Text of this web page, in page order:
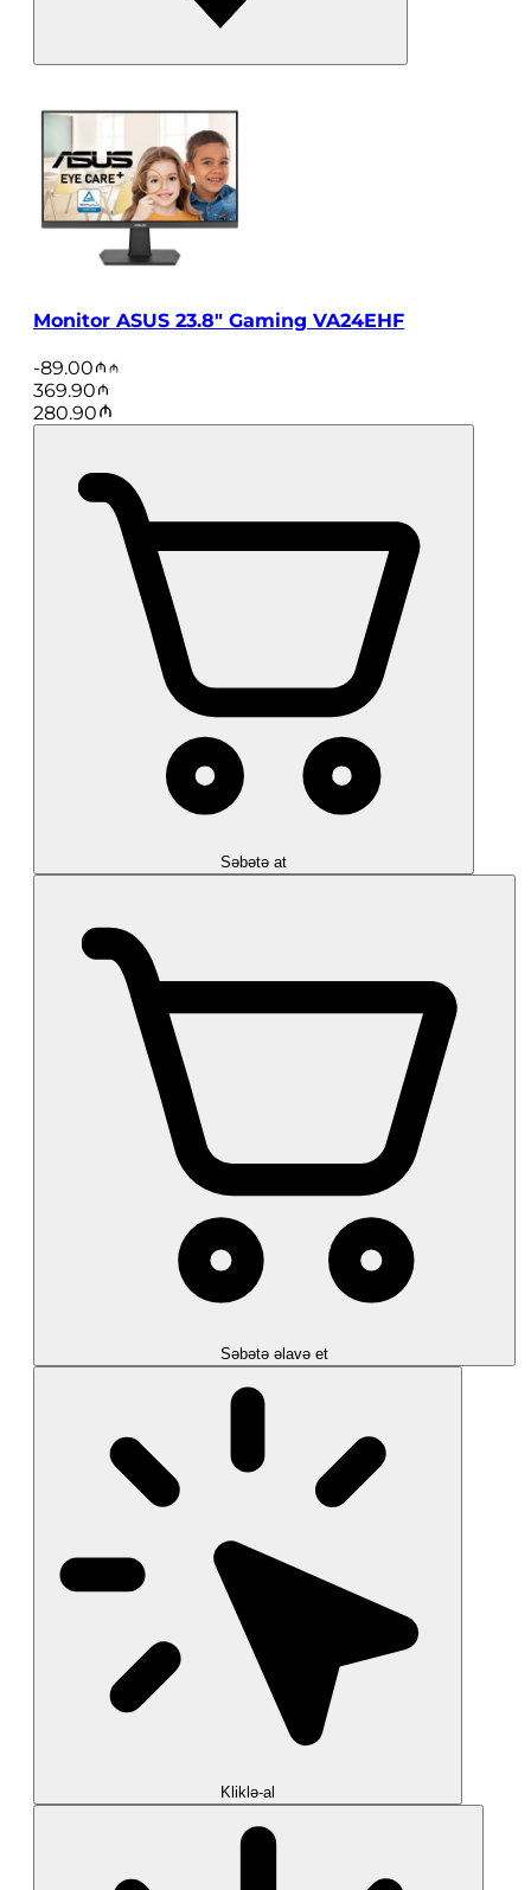
Monitor ASUS 23.8" Gaming VA24EHF
-89.00
369.90
280.90
Səbətə at
Səbətə əlavə et
Kliklə-al